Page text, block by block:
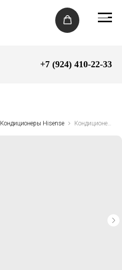
+7 (924) 410-22-33
Кондиционеры Hisense Кондиционер Hisense GOAL Classic A Wi-Fi AS-18HW4RMSCA00